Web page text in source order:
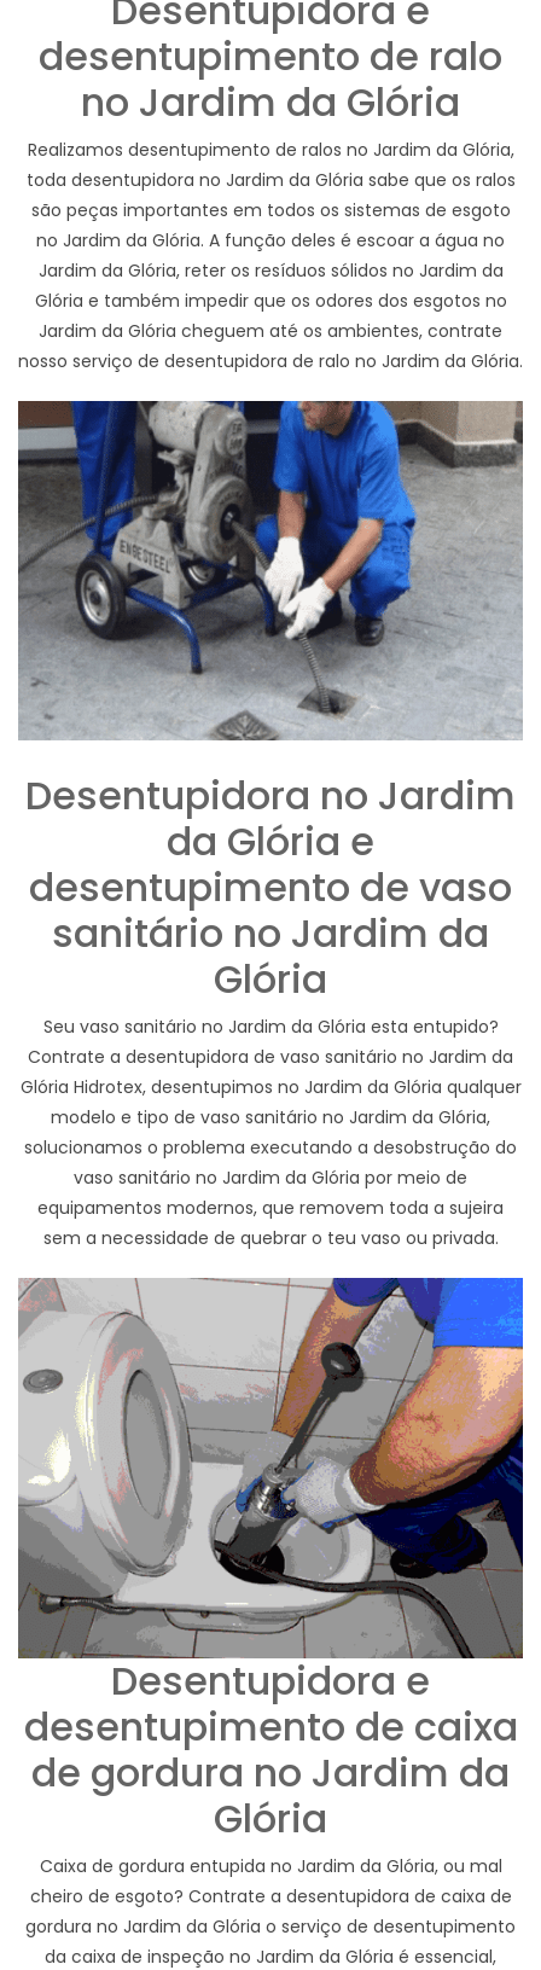
desentupimento de ralo
no Jardim da Glória
Realizamos desentupimento de ralos no Jardim da Glória,
toda desentupidora no Jardim da Glória sabe que os ralos
são peças importantes em todos os sistemas de esgoto
no Jardim da Glória. A função deles é escoar a água no
Jardim da Glória, reter os resíduos sólidos no Jardim da
Glória e também impedir que os odores dos esgotos no
Jardim da Glória cheguem até os ambientes, contrate
nosso serviço de desentupidora de ralo no Jardim da Glória.
Desentupidora no Jardim
da Glória e
desentupimento de vaso
sanitário no Jardim da
Glória
Seu vaso sanitário no Jardim da Glória esta entupido?
Contrate a desentupidora de vaso sanitário no Jardim da
Glória Hidrotex, desentupimos no Jardim da Glória qualquer
modelo e tipo de vaso sanitário no Jardim da Glória,
solucionamos o problema executando a desobstrução do
vaso sanitário no Jardim da Glória por meio de
equipamentos modernos, que removem toda a sujeira
sem a necessidade de quebrar o teu vaso ou privada.
Desentupidora e
desentupimento de caixa
de gordura no Jardim da
Glória
Caixa de gordura entupida no Jardim da Glória, ou mal
cheiro de esgoto? Contrate a desentupidora de caixa de
gordura no Jardim da Glória o serviço de desentupimento
da caixa de inspeção no Jardim da Glória é essencial,